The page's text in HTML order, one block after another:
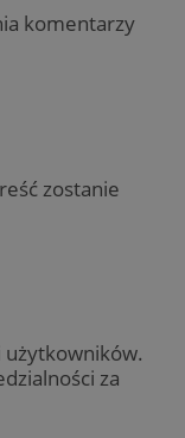
komentarzy
zostanie
za